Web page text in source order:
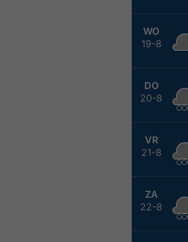
WO
19-8
DO
20-8
VR
21-8
ZA
22-8